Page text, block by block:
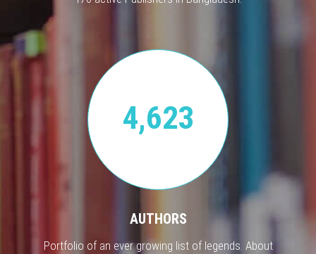
4,623
AUTHORS
Portfolio of an ever growing list of legends. About